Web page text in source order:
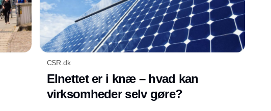
CSR.dk
Elnettet er i knæ – hvad kan
virksomheder selv gøre?